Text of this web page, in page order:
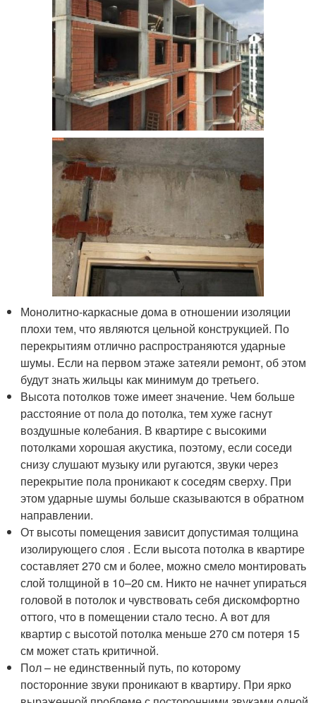
Монолитно-каркасные дома в отношении изоляции
плохи тем, что являются цельной конструкцией. По
перекрытиям отлично распространяются ударные
шумы. Если на первом этаже затеяли ремонт, об этом
будут знать жильцы как минимум до третьего.
Высота потолков тоже имеет значение. Чем больше
расстояние от пола до потолка, тем хуже гаснут
воздушные колебания. В квартире с высокими
потолками хорошая акустика, поэтому, если соседи
снизу слушают музыку или ругаются, звуки через
перекрытие пола проникают к соседям сверху. При
этом ударные шумы больше сказываются в обратном
направлении.
От высоты помещения зависит допустимая толщина
изолирующего слоя . Если высота потолка в квартире
составляет 270 см и более, можно смело монтировать
слой толщиной в 10–20 см. Никто не начнет упираться
головой в потолок и чувствовать себя дискомфортно
оттого, что в помещении стало тесно. А вот для
квартир с высотой потолка меньше 270 см потеря 15
см может стать критичной.
Пол – не единственный путь, по которому
посторонние звуки проникают в квартиру. При ярко